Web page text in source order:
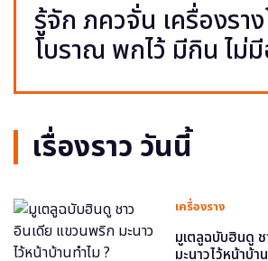
รู้จัก ภควจั่น เครื่องรา
โบราณ พกไว้ มีกิน ไม่
เรื่องราว วันนี้
เครื่องราง
มูเตลูฉบับฮินดู
มะนาวไว้หน้าบ้า